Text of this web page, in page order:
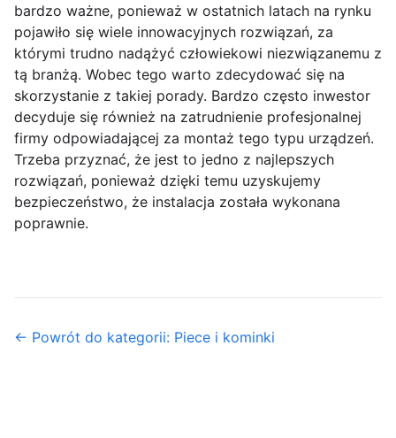
bardzo ważne, ponieważ w ostatnich latach na rynku
pojawiło się wiele innowacyjnych rozwiązań, za
którymi trudno nadążyć człowiekowi niezwiązanemu z
tą branżą. Wobec tego warto zdecydować się na
skorzystanie z takiej porady. Bardzo często inwestor
decyduje się również na zatrudnienie profesjonalnej
firmy odpowiadającej za montaż tego typu urządzeń.
Trzeba przyznać, że jest to jedno z najlepszych
rozwiązań, ponieważ dzięki temu uzyskujemy
bezpieczeństwo, że instalacja została wykonana
poprawnie.
← Powrót do kategorii: Piece i kominki